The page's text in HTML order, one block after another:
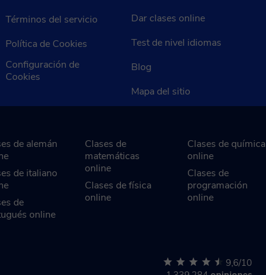
Términos del servicio
Política de Cookies
Configuración de
Cookies
Dar clases online
Test de nivel idiomas
Blog
Mapa del sitio
de alemán
de italiano
de
online
Clases de
matemáticas
online
Clases de física
online
Clases de química
online
Clases de
programación
online
9,6/10